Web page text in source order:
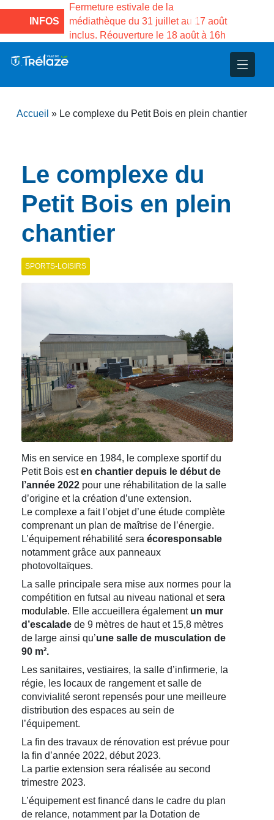
INFOS
des
du
Fermeture estivale de la
médiathèque du 31 juillet au 17 août
inclus. Réouverture le 18 août à 16h
Services
3 au 21 août
et d’animations
Projets
Accueil » Le complexe du Petit Bois en plein chantier
Le complexe du
Petit Bois en plein
chantier
SPORTS-LOISIRS
Mis en service en 1984, le complexe sportif du
Petit Bois esten chantier depuis le début de
l’année 2022 pour une réhabilitation de la salle
d’origine et la création d’une extension.
Le complexe a fait l’objet d’une étude complète
comprenant un plan de maîtrise de l’énergie.
L’équipement réhabilité sera écoresponsable
notamment grâce aux panneaux
photovoltaïques.
La salle principale sera mise aux normes pour la
compétition en futsal au niveau national etsera
modulable. Elle accueillera également un mur
d’escalade de 9 mètres de haut et 15,8 mètres
de large ainsi qu’une salle de musculation de
90 m².
Les sanitaires, vestiaires, la salle d’infirmerie, la
régie, les locaux de rangement et salle de
convivialité seront repensés pour une meilleure
distribution des espaces au sein de
l’équipement.
La fin des travaux de rénovation est prévue pour
la fin d’année 2022, début 2023.
La partie extension sera réalisée au second
trimestre 2023.
L’équipement est financé dans le cadre du plan
de relance, notamment par la Dotation de